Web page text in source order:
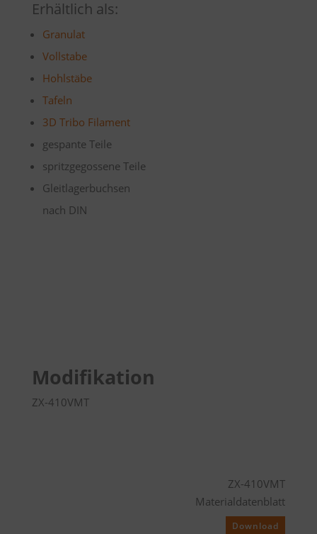
Erhältlich als:
Granulat
Vollstabe
Hohlstäbe
Tafeln
3D Tribo Filament
gespante Teile
spritzgegossene Teile
Gleitlagerbuchsen
nach DIN
Modifikation
ZX-410VMT
ZX-410VMT
Materialdatenblatt
Download